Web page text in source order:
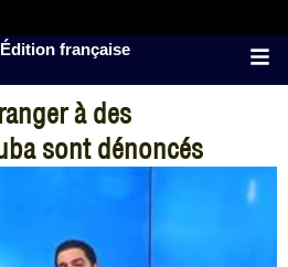
Édition française
à des
sont dénoncés